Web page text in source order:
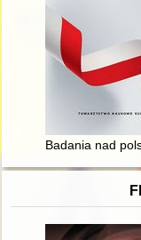
Badania nad